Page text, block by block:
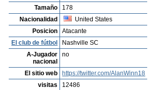
Tamaño
178
Nacionalidad
United States
Posicion
Atacante
El club de fútbol
Nashville SC
A-Jugador
nacional
no
El sitio web
https://twitter.com/AlanWinn18
visitas
12486